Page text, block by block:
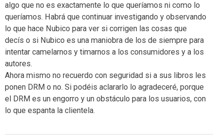
algo que no es exactamente lo que queríamos ni como lo
queríamos. Habrá que continuar investigando y observando
lo que hace Nubico para ver si corrigen las cosas que
decís o si Nubico es una maniobra de los de siempre para
intentar camelarnos y timarnos a los consumidores y a los
autores.
Ahora mismo no recuerdo con seguridad si a sus libros les
ponen DRM o no. Si podéis aclararlo lo agradeceré, porque
el DRM es un engorro y un obstáculo para los usuarios, con
lo que espanta la clientela.